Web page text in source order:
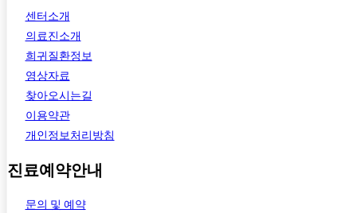
센터소개
의료진소개
희귀질환정보
영상자료
찾아오시는길
이용약관
개인정보처리방침
진료예약안내
문의 및 예약